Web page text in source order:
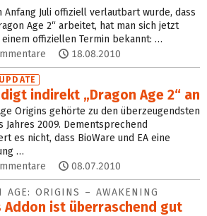
Anfang Juli offiziell verlautbart wurde, dass
Age 2“ arbeitet, hat man sich jetzt
einem offiziellen Termin bekannt: …
18.08.2010
UPDATE
indirekt „Dragon Age 2“ an
Origins gehörte zu den überzeugendsten
Jahres 2009. Dementsprechend
es nicht, dass BioWare und EA eine
…
08.07.2010
AGE: ORIGINS – AWAKENING
Addon ist überraschend gut